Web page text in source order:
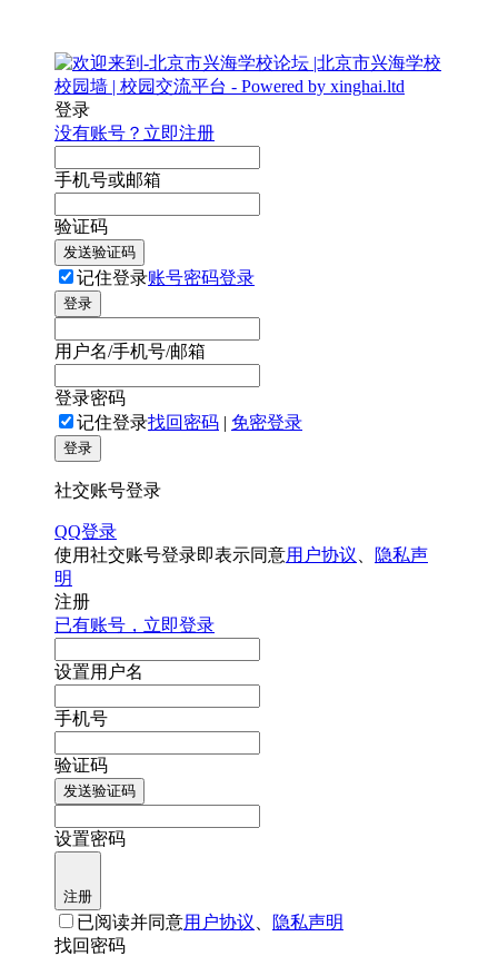
登录
没有账号？立即注册
手机号或邮箱
验证码
发送验证码
记住登录账号密码登录
登录
用户名/手机号/邮箱
登录密码
记住登录找回密码 | 免密登录
登录
社交账号登录
QQ登录
使用社交账号登录即表示同意用户协议
隐私声
明
注册
已有账号，立即登录
设置用户名
手机号
验证码
发送验证码
设置密码
注册
已阅读并同意用户协议
隐私声明
找回密码